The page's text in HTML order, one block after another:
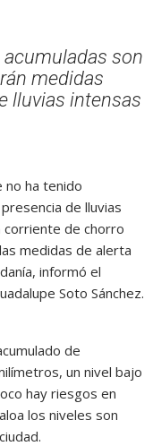
son
medidas
lluvias intensas
no ha tenido
de lluvias
de chorro
medidas de alerta
informó el
Soto Sánchez.
de
un nivel bajo
hay riesgos en
los niveles son